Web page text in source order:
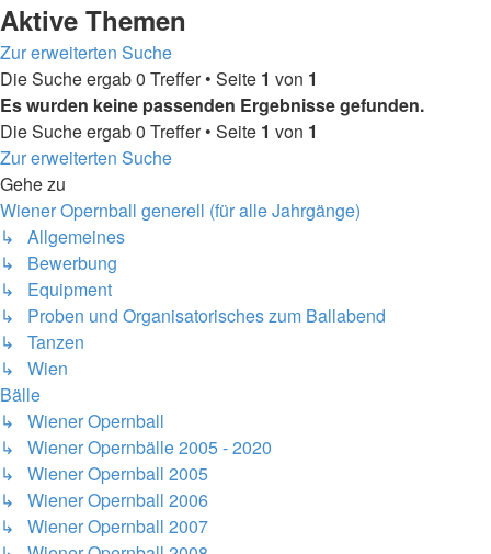
Aktive Themen
Zur erweiterten Suche
Die Suche ergab 0 Treffer • Seite 1 von 1
Es wurden keine passenden Ergebnisse gefunden.
Die Suche ergab 0 Treffer • Seite 1 von 1
Zur erweiterten Suche
Gehe zu
Wiener Opernball generell (für alle Jahrgänge)
↳ Allgemeines
↳ Bewerbung
↳ Equipment
↳ Proben und Organisatorisches zum Ballabend
↳ Tanzen
↳ Wien
Bälle
↳ Wiener Opernball
↳ Wiener Opernbälle 2005 - 2020
↳ Wiener Opernball 2005
↳ Wiener Opernball 2006
↳ Wiener Opernball 2007